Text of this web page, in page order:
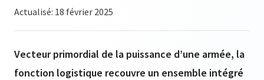
Actualisé: 18 février 2025
Vecteur primordial de la puissance d’une armée, la
fonction logistique recouvre un ensemble intégré